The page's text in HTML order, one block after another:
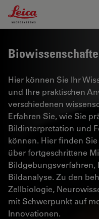
Leica Microsystems Logo
Hier können Sie Ihr
und Ihre praktischen
verschiedenen
Erfahren Sie, wie Sie
Bildinterpretation und
können. Hier finden
über fortgeschrittene
Bildanalyse. Zu den
Zellbiologie,
mit Schwerpunkt auf
Innovationen.